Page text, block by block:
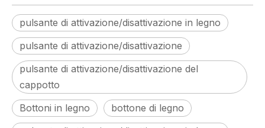
pulsante di attivazione/disattivazione in legno
pulsante di attivazione/disattivazione
pulsante di attivazione/disattivazione del
cappotto
Bottoni in legno
bottone di legno